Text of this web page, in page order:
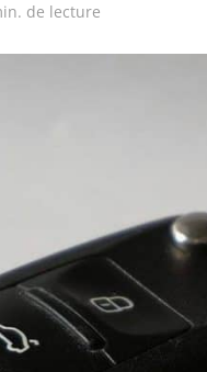
de lecture